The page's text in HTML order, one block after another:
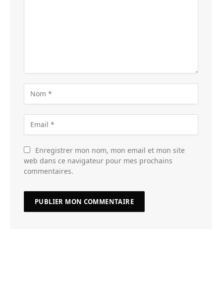
Enregistrer mon nom, mon email et mon site
web dans ce navigateur pour mes prochains
commentaires.